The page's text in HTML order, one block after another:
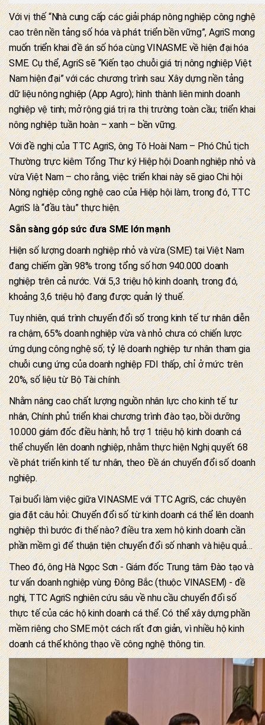
Với vị thế “Nhà cung cấp các giải pháp nông nghiệp công nghệ
cao trên nền tảng số hóa và phát triển bền vững”, AgriS mong
muốn triển khai đề án số hóa cùng VINASME về hiện đại hóa
SME. Cụ thể, AgriS sẽ “Kiến tạo chuỗi giá trị nông nghiệp Việt
Nam hiện đại” với các chương trình sau: Xây dựng nền tảng
dữ liệu nông nghiệp (App Agro); hình thành liên minh doanh
nghiệp vệ tinh; mở rộng giá trị ra thị trường toàn cầu; triển khai
nông nghiệp tuần hoàn – xanh – bền vững.
Với đề nghị của TTC AgriS, ông Tô Hoài Nam – Phó Chủ tịch
Thường trực kiêm Tổng Thư ký Hiệp hội Doanh nghiệp nhỏ và
vừa Việt Nam – cho rằng, việc triển khai này sẽ giao Chi hội
Nông nghiệp công nghệ cao của Hiệp hội làm, trong đó, TTC
AgriS là “đầu tàu” thực hiện.
Sẵn sàng góp sức đưa SME lớn mạnh
Hiện số lượng doanh nghiệp nhỏ và vừa (SME) tại Việt Nam
đang chiếm gần 98% trong tổng số hơn 940.000 doanh
nghiệp trên cả nước. Với 5,3 triệu hộ kinh doanh, trong đó,
khoảng 3,6 triệu hộ đang được quản lý thuế.
Tuy nhiên, quá trình chuyển đổi số trong kinh tế tư nhân diễn
ra chậm, 65% doanh nghiệp vừa và nhỏ chưa có chiến lược
ứng dụng công nghệ số; tỷ lệ doanh nghiệp tư nhân tham gia
chuỗi cung ứng của doanh nghiệp FDI thấp, chỉ ở mức trên
20%, số liệu từ Bộ Tài chính.
Nhằm nâng cao chất lượng nguồn nhân lực cho kinh tế tư
nhân, Chính phủ triển khai chương trình đào tạo, bồi dưỡng
10.000 giám đốc điều hành; hỗ trợ 1 triệu hộ kinh doanh cá
thể chuyển lên doanh nghiệp, nhằm thực hiện Nghị quyết 68
về phát triển kinh tế tư nhân, theo Đề án chuyển đổi số doanh
nghiệp.
Tại buổi làm việc giữa VINASME với TTC AgriS, các chuyên
gia đặt câu hỏi: Chuyển đổi số từ kinh doanh cá thể lên doanh
nghiệp thì bước đi thế nào? điều tra xem hộ kinh doanh cần
phần mềm gì để thuận tiện chuyển đổi số nhanh và hiệu quả…
Theo đó, ông Hà Ngọc Sơn - Giám đốc Trung tâm Đào tạo và
tư vấn doanh nghiệp vùng Đông Bắc (thuộc VINASEM) - đề
nghị, TTC AgriS nghiên cứu sâu về nhu cầu chuyển đổi số
thực tế của các hộ kinh doanh cá thể. Có thể xây dựng phần
mềm riêng cho SME một cách rất đơn giản, vì nhiều hộ kinh
doanh cá thể không thạo về công nghệ thông tin.